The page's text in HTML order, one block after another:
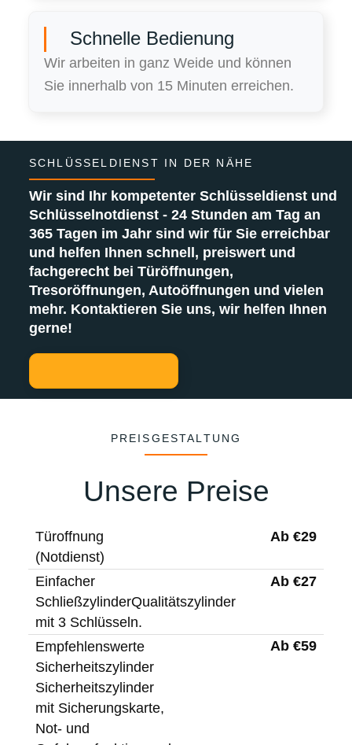
Schnelle Bedienung
Wir arbeiten in ganz Weide und können
Sie innerhalb von 15 Minuten erreichen.
SCHLÜSSELDIENST IN DER NÄHE
Wir sind Ihr kompetenter Schlüsseldienst und
Schlüsselnotdienst - 24 Stunden am Tag an
365 Tagen im Jahr sind wir für Sie erreichbar
und helfen Ihnen schnell, preiswert und
fachgerecht bei Türöffnungen,
Tresoröffnungen, Autoöffnungen und vielen
mehr. Kontaktieren Sie uns, wir helfen Ihnen
gerne!
PREISGESTALTUNG
Unsere Preise
Türoffnung
(Notdienst)
Ab €29
Einfacher
SchließzylinderQualitätszylinder
mit 3 Schlüsseln.
Ab €27
Empfehlenswerte
Sicherheitszylinder
Sicherheitszylinder
mit Sicherungskarte,
Not- und
Ab €59